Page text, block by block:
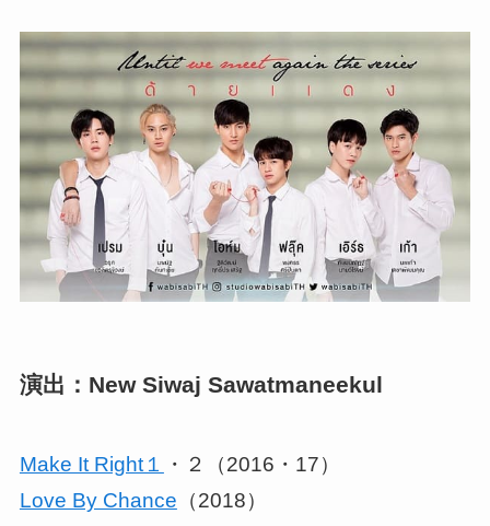
演出：New Siwaj Sawatmaneekul
Make It Right１
・２（2016・17）
Love By Chance （2018）